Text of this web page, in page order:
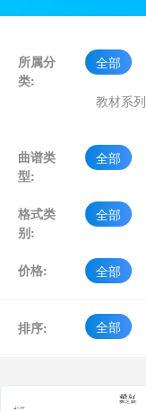
所属分
类:
全部
教材系列
曲谱类
型:
全部
格式类
别:
全部
价格: 全部
排序: 全部